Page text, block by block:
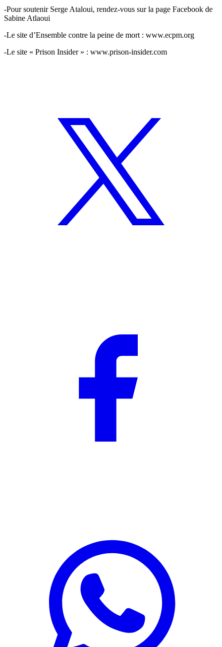
-Pour soutenir Serge Ataloui, rendez-vous sur la page Facebook de
Sabine Atlaoui
-Le site d’Ensemble contre la peine de mort : www.ecpm.org
-Le site « Prison Insider » : www.prison-insider.com